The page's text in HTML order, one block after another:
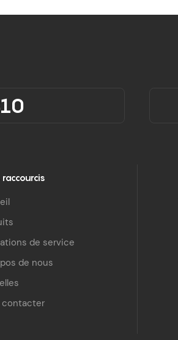
raccourcis
de service
de nous
contacter